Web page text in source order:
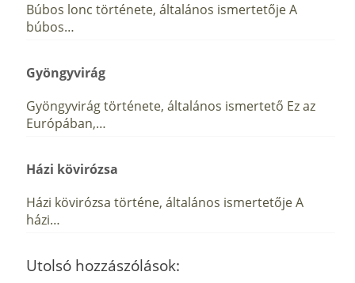
Búbos lonc története, általános ismertetője A
búbos…
Gyöngyvirág
Gyöngyvirág története, általános ismertető Ez az
Európában,…
Házi kövirózsa
Házi kövirózsa történe, általános ismertetője A
házi…
Utolsó hozzászólások: